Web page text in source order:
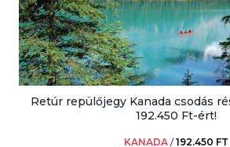
Retúr repülőjegy Kanada csodás
192.450 Ft-ért!
KANADA /192.450 FT